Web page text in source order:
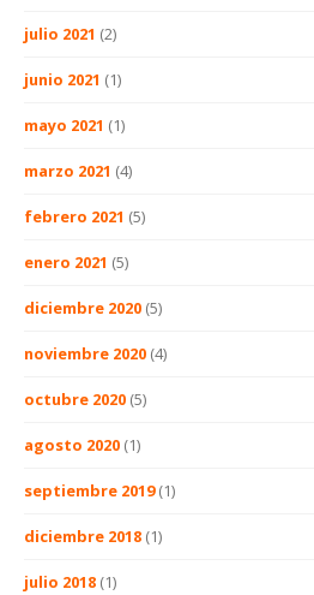
julio 2021 (2)
junio 2021 (1)
mayo 2021 (1)
marzo 2021 (4)
febrero 2021 (5)
enero 2021 (5)
diciembre 2020 (5)
noviembre 2020 (4)
octubre 2020 (5)
agosto 2020 (1)
septiembre 2019(1)
diciembre 2018 (1)
julio 2018 (1)